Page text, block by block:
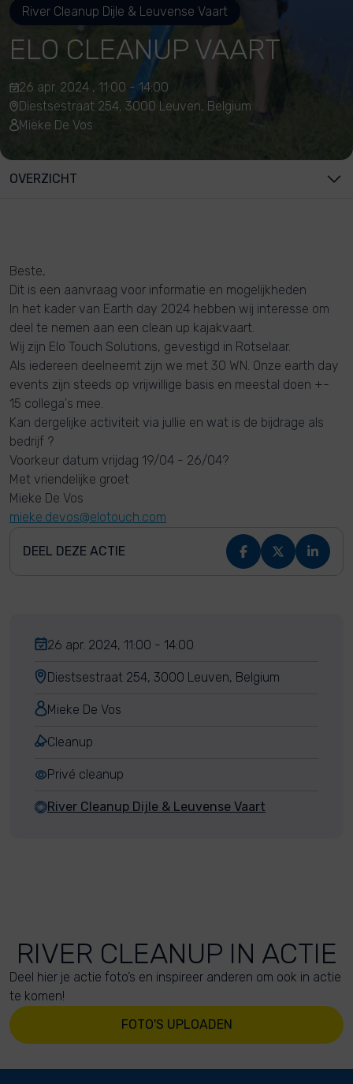
River Cleanup Dijle & Leuvense Vaart
ELO CLEANUP VAART
26 apr. 2024 , 11:00 - 14:00
Diestsestraat 254, 3000 Leuven, Belgium
Mieke De Vos
OVERZICHT
Beste,
Dit is een aanvraag voor informatie en mogelijkheden
In het kader van Earth day 2024 hebben wij interesse om
deel te nemen aan een clean up kajakvaart.
Wij zijn Elo Touch Solutions, gevestigd in Rotselaar.
Als iedereen deelneemt zijn we met 30 WN. Onze earth day
events zijn steeds op vrijwillige basis en meestal doen +-
15 collega's mee.
Kan dergelijke activiteit via jullie en wat is de bijdrage als
bedrijf ?
Voorkeur datum vrijdag 19/04 - 26/04?
Met vriendelijke groet
Mieke De Vos
mieke.devos@elotouch.com
DEEL DEZE ACTIE
26 apr. 2024, 11:00 - 14:00
Diestsestraat 254, 3000 Leuven, Belgium
Mieke De Vos
Cleanup
Privé cleanup
River Cleanup Dijle & Leuvense Vaart
RIVER CLEANUP IN ACTIE
Deel hier je actie foto’s en inspireer anderen om ook in actie
te komen!
FOTO'S UPLOADEN